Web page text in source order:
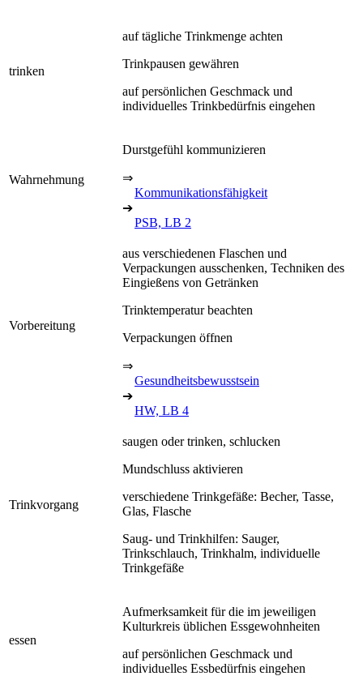
trinken
auf tägliche Trinkmenge achten
Trinkpausen gewähren
auf persönlichen Geschmack und
individuelles Trinkbedürfnis eingehen
Wahrnehmung
Durstgefühl kommunizieren
⇒
Kommunikationsfähigkeit
➔
PSB, LB 2
Vorbereitung
aus verschiedenen Flaschen und
Verpackungen ausschenken, Techniken des
Eingießens von Getränken
Trinktemperatur beachten
Verpackungen öffnen
⇒
Gesundheitsbewusstsein
➔
HW, LB 4
Trinkvorgang
saugen oder trinken, schlucken
Mundschluss aktivieren
verschiedene Trinkgefäße: Becher, Tasse,
Glas, Flasche
Saug- und Trinkhilfen: Sauger,
Trinkschlauch, Trinkhalm, individuelle
Trinkgefäße
essen
Aufmerksamkeit für die im jeweiligen
Kulturkreis üblichen Essgewohnheiten
auf persönlichen Geschmack und
individuelles Essbedürfnis eingehen